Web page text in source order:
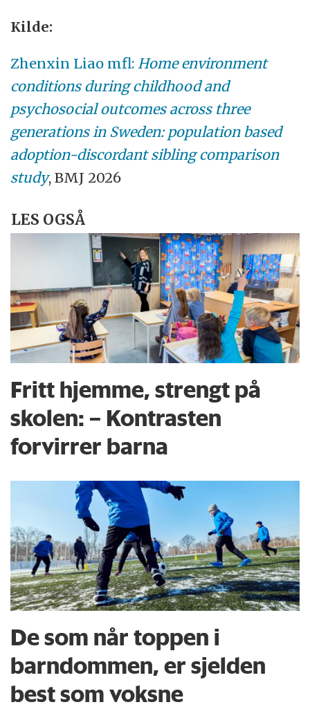
Kilde:
Zhenxin Liao mfl:Home environment
conditions during childhood and
psychosocial outcomes across three
generations in Sweden: population based
adoption-discordant sibling comparison
study, BMJ 2026
LES OGSÅ
Fritt hjemme, strengt på
skolen: – Kontrasten
forvirrer barna
De som når toppen i
barndommen, er sjelden
best som voksne